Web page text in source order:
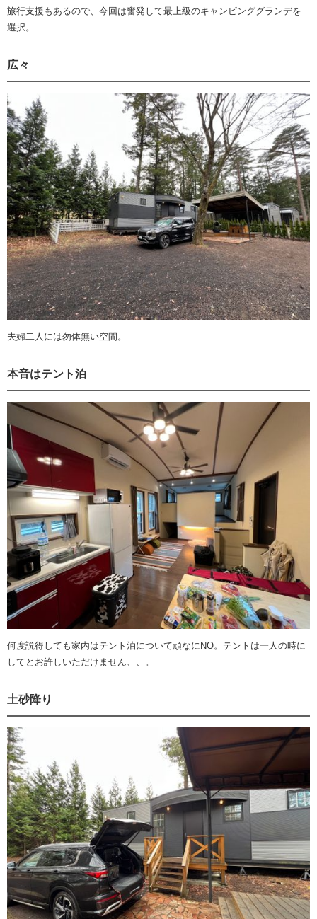
旅行支援もあるので、今回は奮発して最上級のキャンピンググランデを
選択。
広々
夫婦二人には勿体無い空間。
本音はテント泊
何度説得しても家内はテント泊について頑なにNO。テントは一人の時に
してとお許しいただけません、、。
土砂降り